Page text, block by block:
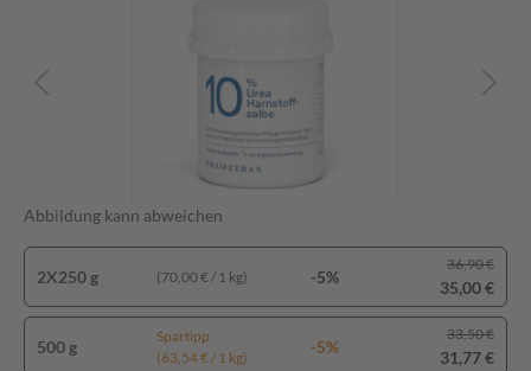
Abbildung kann abweichen
2X250 g (70,00 € / 1 kg) -5%
36,90 €
35,00 €
500 g
Spartipp
(63,54 € / 1 kg)
-5%
33,50 €
31,77 €